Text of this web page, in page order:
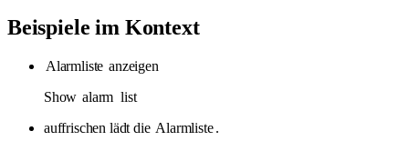
Beispiele im Kontext
Alarmliste anzeigen
Show alarm list
auffrischen lädt die Alarmliste .